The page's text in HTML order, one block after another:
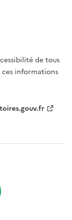
de tous
informations